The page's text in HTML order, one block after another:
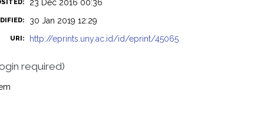
23 Dec 2016 00:36
30 Jan 2019 12:29
URI: http://eprints.uny.ac.id/id/eprint/45065
required)